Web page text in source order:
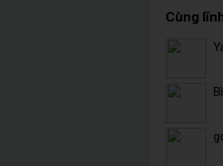
Cùng